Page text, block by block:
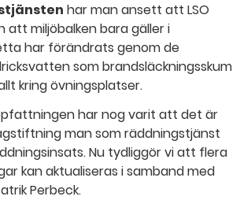
har man ansett att LSO
miljöbalken bara gäller i
har förändrats genom de
som brandsläckningsskum
kring övningsplatser.
har nog varit att det är
man som räddningstjänst
Nu tydliggör vi att flera
kan aktualiseras i samband med
Perbeck.